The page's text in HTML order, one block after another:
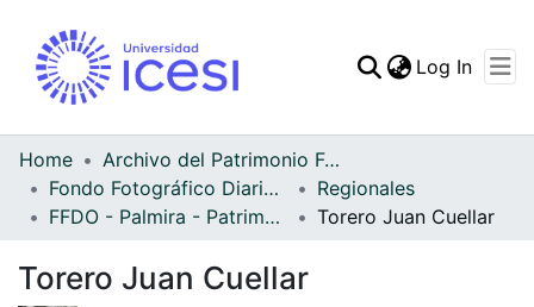
Statistics
Log In
Home
Archivo del Patrimonio Fotográfico y Fílmico del Valle del Cauca
Fondo Fotográfico Diario Occidente
Regionales
FFDO - Palmira - Patrimonial
Torero Juan Cuellar
Torero Juan Cuellar